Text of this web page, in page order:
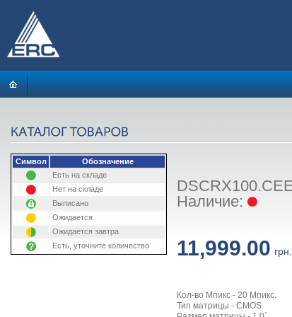
Символ
Обозначение
Есть на складе
Нет на складе
Выписано
Ожидается
Ожидается завтра
Есть, уточните количество
Наличие:
11,999.00
Кол-во Мпикс - 20 Мпикс.
Тип матрицы - CMOS